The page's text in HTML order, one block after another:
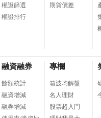
權證篩選
權證排行
期貨價差
融資融券
餘額統計
融資增減
融券增減
專欄
箱波均解盤
名人理財
股票超入門